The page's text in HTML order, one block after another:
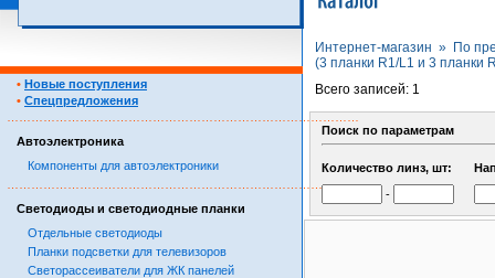
• Новые поступления
• Спецпредложения
……………………………………………………………………………
Автоэлектроника
Компоненты для автоэлектроники
……………………………………………………………………………
Светодиоды и светодиодные планки
Отдельные светодиоды
Планки подсветки для телевизоров
Светорассеиватели для ЖК панелей
Интернет-магазин » По
(3 планки R1/L1 и 3 планки
Всего записей: 1
Поиск по параметрам
Количество линз, шт:
-